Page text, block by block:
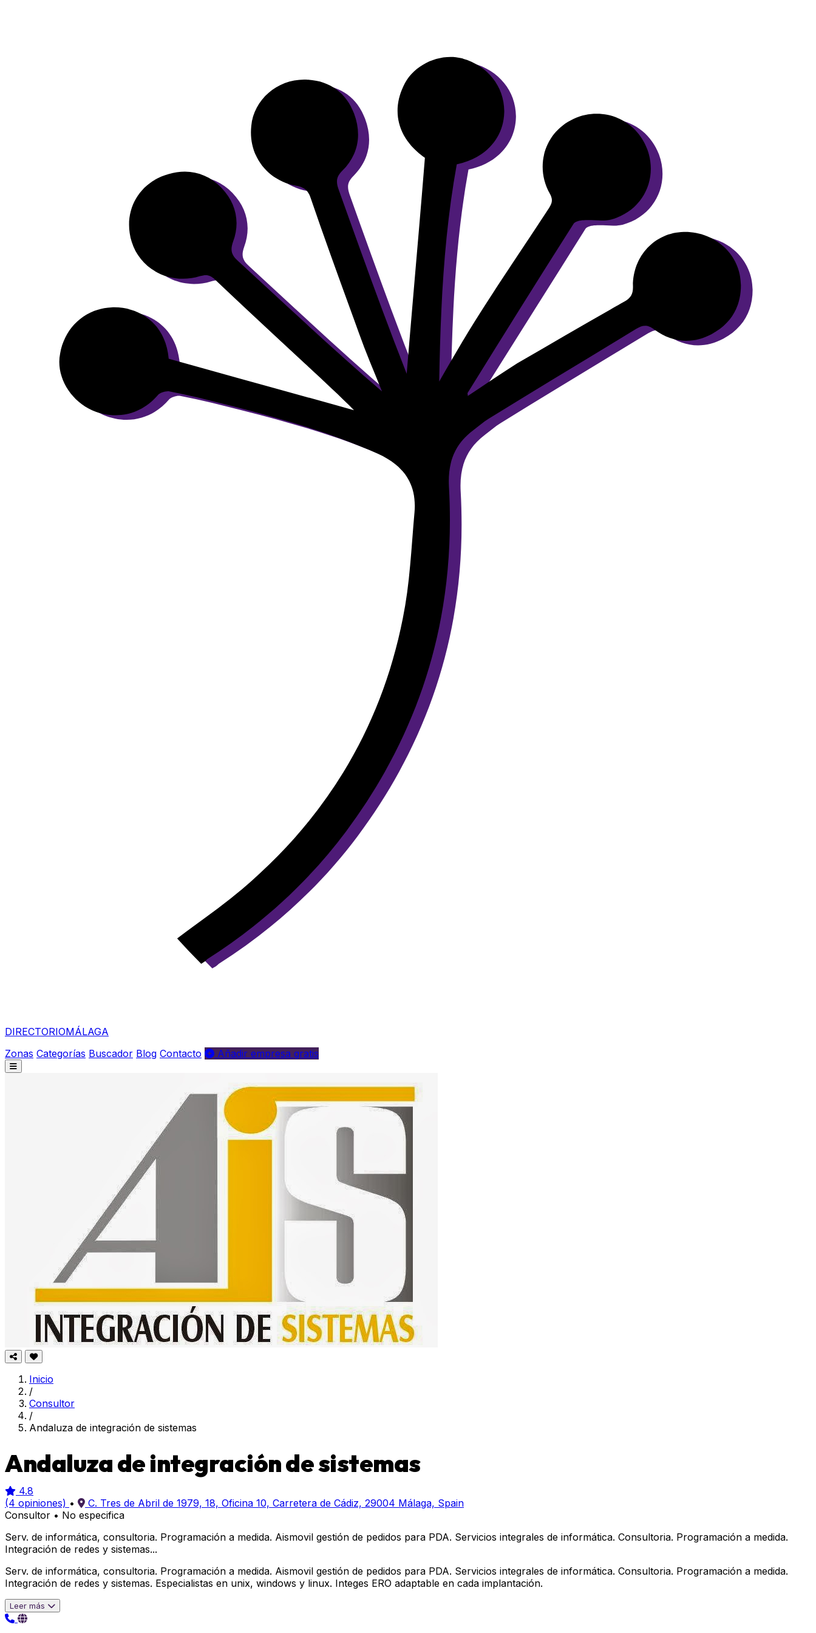
DIRECTORIOMÁLAGA
Zonas Categorías Buscador Blog Contacto Añadir empresa gratis
Inicio
/
Consultor
/
Andaluza de integración de sistemas
Andaluza de integración de sistemas
4.8
(4 opiniones) •
C. Tres de Abril de 1979, 18, Oficina 10, Carretera de Cádiz, 29004 Málaga, Spain
Consultor • No especifica
Serv. de informática, consultoria. Programación a medida. Aismovil gestión de pedidos para PDA. Servicios integrales de informática. Consultoria. Programación a medida.
Integración de redes y sistemas...
Serv. de informática, consultoria. Programación a medida. Aismovil gestión de pedidos para PDA. Servicios integrales de informática. Consultoria. Programación a medida.
Integración de redes y sistemas. Especialistas en unix, windows y linux. Integes ERO adaptable en cada implantación.
Leer más